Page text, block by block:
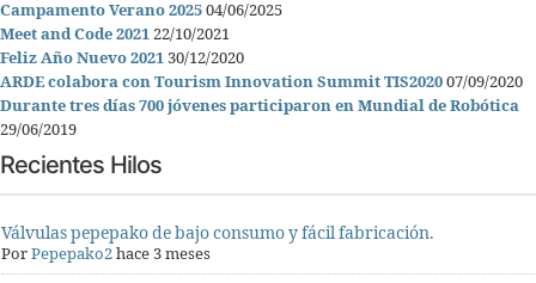
Campamento Verano 202504/06/2025
Meet and Code 202122/10/2021
Feliz Año Nuevo 202130/12/2020
ARDE colabora con Tourism Innovation Summit TIS202007/09/2020
Durante tres días 700 jóvenes participaron en Mundial de Robótica
29/06/2019
Recientes Hilos
Válvulas pepepako de bajo consumo y fácil fabricación.
PorPepepako2hace 3 meses